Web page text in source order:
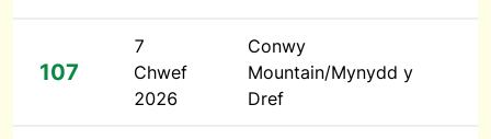
107
7
Chwef
2026
Conwy
Mountain/Mynydd y
Dref